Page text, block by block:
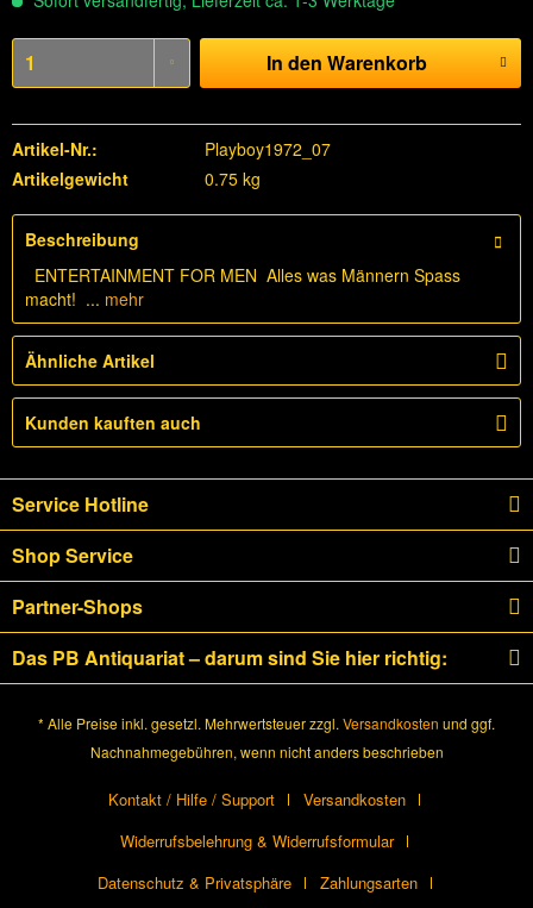
In den Warenkorb
Artikel-Nr.:
Playboy1972_07
Artikelgewicht
0.75 kg
Beschreibung
ENTERTAINMENT FOR MEN Alles was Männern Spass
macht! ... mehr
Ähnliche Artikel
Kunden kauften auch
Service Hotline
Shop Service
Partner-Shops
Das PB Antiquariat – darum sind Sie hier richtig:
* Alle Preise inkl. gesetzl. Mehrwertsteuer zzgl. Versandkosten und ggf.
Nachnahmegebühren, wenn nicht anders beschrieben
Kontakt / Hilfe / Support
Versandkosten
Widerrufsbelehrung & Widerrufsformular
Datenschutz & Privatsphäre
Zahlungsarten